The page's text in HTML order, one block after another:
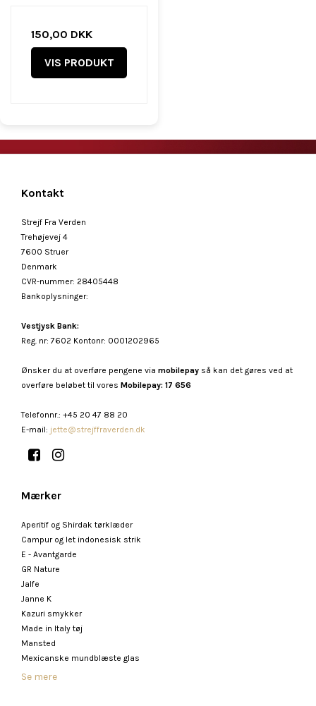
150,00 DKK
VIS PRODUKT
Kontakt
Strejf Fra Verden
Trehøjevej 4
7600 Struer
Denmark
CVR-nummer: 28405448
Bankoplysninger:
Vestjysk Bank:
Reg. nr: 7602 Kontonr: 0001202965
Ønsker du at overføre pengene via mobilepay så kan det gøres ved at
overføre beløbet til vores Mobilepay: 17 656
Telefonnr.: +45 20 47 88 20
E-mail: jette@strejffraverden.dk
Mærker
Aperitif og Shirdak tørklæder
Campur og let indonesisk strik
E - Avantgarde
GR Nature
Jalfe
Janne K
Kazuri smykker
Made in Italy tøj
Mansted
Mexicanske mundblæste glas
Se mere